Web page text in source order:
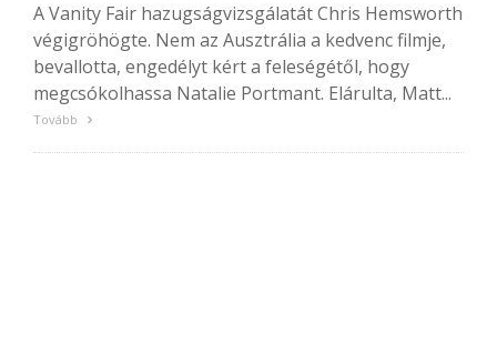
A Vanity Fair hazugságvizsgálatát Chris Hemsworth
végigröhögte. Nem az Ausztrália a kedvenc filmje,
bevallotta, engedélyt kért a feleségétől, hogy
megcsókolhassa Natalie Portmant. Elárulta, Matt...
Tovább